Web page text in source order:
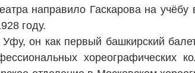
направило Гаскарова на
году.
он как первый башкирский
хореографических